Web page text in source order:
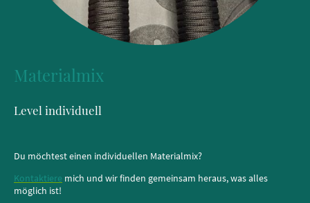
Materialmix
Level individuell
Du möchtest einen individuellen Materialmix?
Kontaktiere mich und wir finden gemeinsam heraus, was alles
möglich ist!